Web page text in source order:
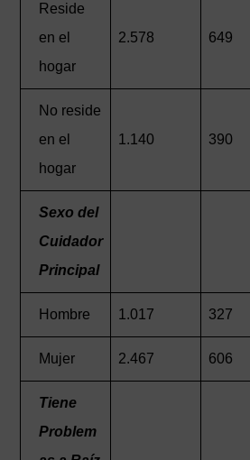
Reside
en el
hogar
2.578 649
No reside
en el
hogar
1.140 390
Sexo del
Cuidador
Principal
Hombre 1.017 327
Mujer 2.467 606
Tiene
Problem